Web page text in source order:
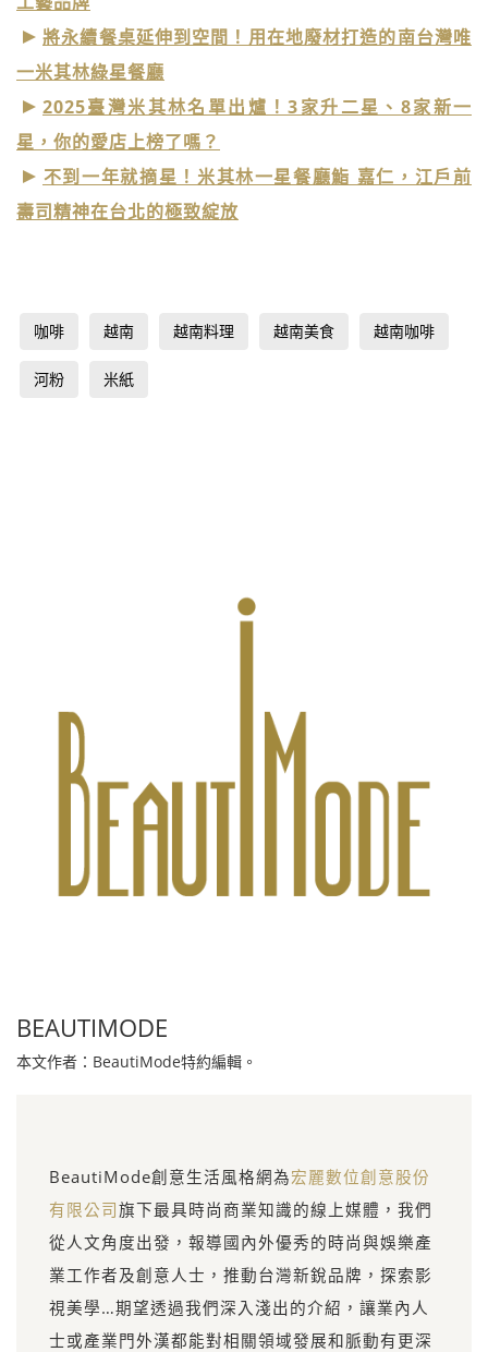
將永續餐桌延伸到空間！用在地廢材打造的南台灣唯
一米其林綠星餐廳
2025臺灣米其林名單出爐！3家升二星、8家新一
星，你的愛店上榜了嗎？
不到一年就摘星！米其林一星餐廳鮨 嘉仁，江戶前
壽司精神在台北的極致綻放
咖啡 越南 越南料理 越南美食 越南咖啡
河粉 米紙
BEAUTIMODE
本文作者：BeautiMode特約編輯。
BeautiMode創意生活風格網為宏麗數位創意股份
有限公司旗下最具時尚商業知識的線上媒體，我們
從人文角度出發，報導國內外優秀的時尚與娛樂產
業工作者及創意人士，推動台灣新銳品牌，探索影
視美學…期望透過我們深入淺出的介紹，讓業內人
士或產業門外漢都能對相關領域發展和脈動有更深